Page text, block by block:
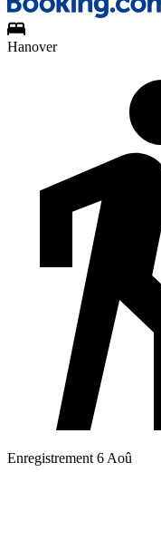
Hanover
Enregistrement 6 Aoû